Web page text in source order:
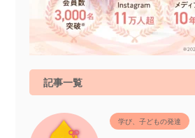
記事一覧
学び、子どもの発達